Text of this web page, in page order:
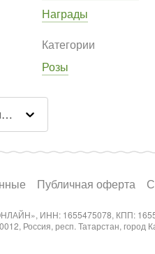
Награды
Категории
Розы
Публичная оферта
ИНН: 1655475078, КПП:
Россия, респ. Татарстан, город